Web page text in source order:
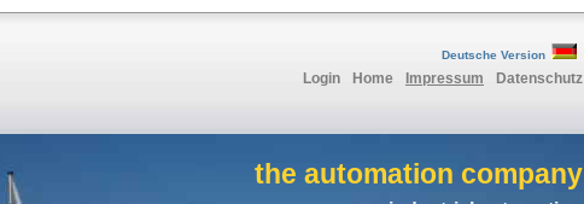
Deutsche Version
Login Home Impressum Datenschutz
the automation company